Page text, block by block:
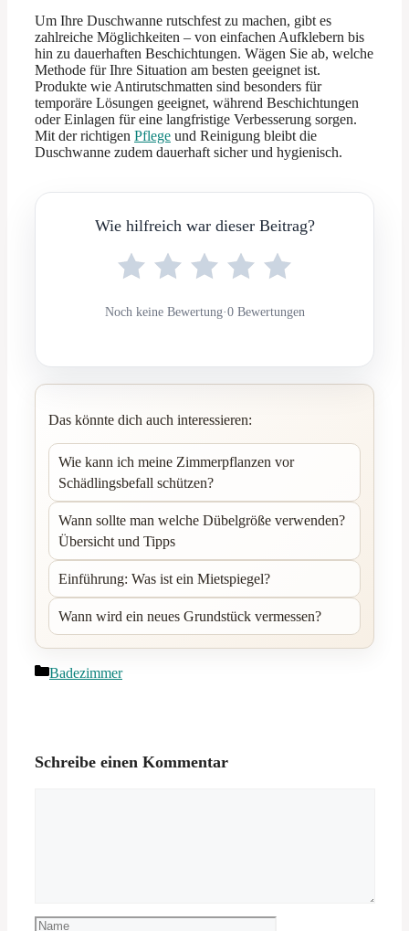
Um Ihre Duschwanne rutschfest zu machen, gibt es
zahlreiche Möglichkeiten – von einfachen Aufklebern bis
hin zu dauerhaften Beschichtungen. Wägen Sie ab, welche
Methode für Ihre Situation am besten geeignet ist.
Produkte wie Antirutschmatten sind besonders für
temporäre Lösungen geeignet, während Beschichtungen
oder Einlagen für eine langfristige Verbesserung sorgen.
Mit der richtigen Pflege und Reinigung bleibt die
Duschwanne zudem dauerhaft sicher und hygienisch.
Wie hilfreich war dieser Beitrag?
Noch keine Bewertung·0 Bewertungen
Das könnte dich auch interessieren:
Wie kann ich meine Zimmerpflanzen vor
Schädlingsbefall schützen?
Wann sollte man welche Dübelgröße verwenden?
Übersicht und Tipps
Einführung: Was ist ein Mietspiegel?
Wann wird ein neues Grundstück vermessen?
Kategorien
Badezimmer
Schreibe einen Kommentar
Name